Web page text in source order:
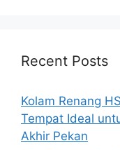
Recent Posts
Kolam Renang
Tempat Ideal
Akhir Pekan